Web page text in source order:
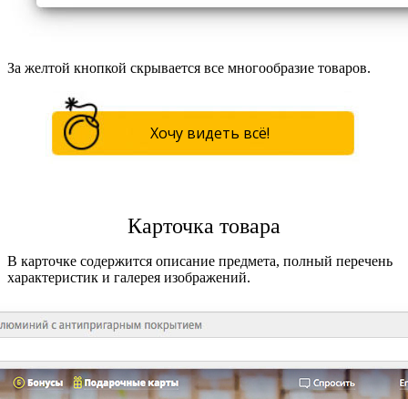
За желтой кнопкой скрывается все многообразие товаров.
Хочу видеть всё!
Карточка товара
В карточке содержится описание предмета, полный перечень
характеристик и галерея изображений.